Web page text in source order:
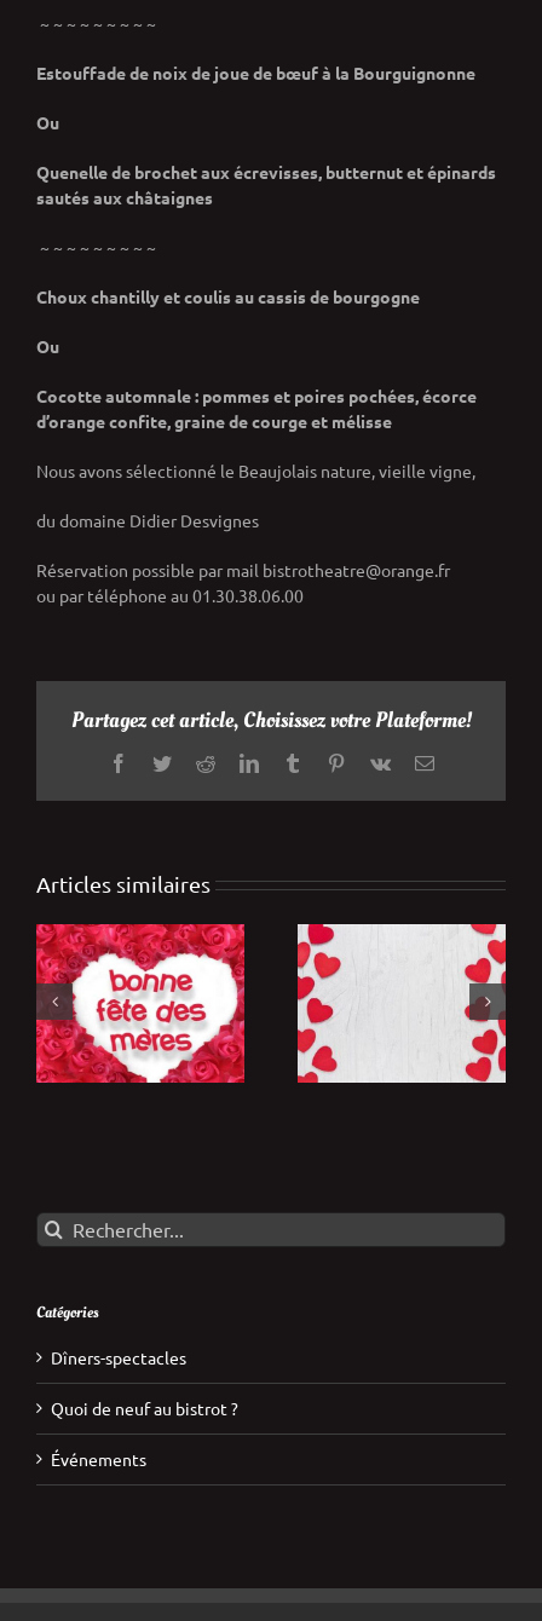
~ ~ ~ ~ ~ ~ ~ ~ ~
Estouffade de noix de joue de bœuf à la Bourguignonne
Ou
Quenelle de brochet aux écrevisses, butternut et épinards
sautés aux châtaignes
~ ~ ~ ~ ~ ~ ~ ~ ~
Choux chantilly et coulis au cassis de bourgogne
Ou
Cocotte automnale : pommes et poires pochées, écorce
d’orange confite, graine de courge et mélisse
Nous avons sélectionné le Beaujolais nature, vieille vigne,
du domaine Didier Desvignes
Réservation possible par mail bistrotheatre@orange.fr
ou par téléphone au 01.30.38.06.00
Partagez cet article, Choisissez votre Plateforme!
Facebook
TwitterRedditLinkedInTumblrPinterest
Vk Email
Articles similaires
Dîner « Spécial
Saint Valentin » :
Samedi 14 Févier
2026
Déjeuner « Fêtes de
Mères » :
Dimanche 25 Mai
2025
Rechercher:
Catégories
Dîners-spectacles
Quoi de neuf au bistrot ?
Événements